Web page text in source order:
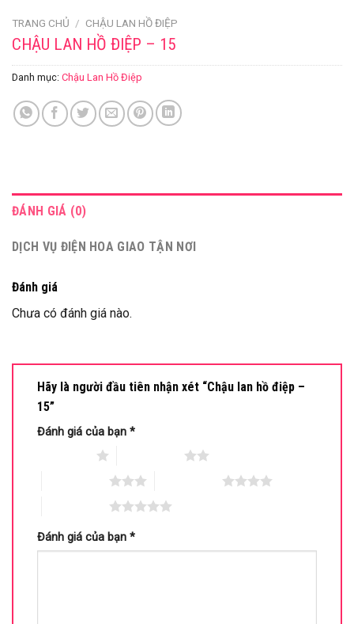
TRANG CHỦ / CHẬU LAN HỒ ĐIỆP
CHẬU LAN HỒ ĐIỆP – 15
Danh mục: Chậu Lan Hồ Điệp
ĐÁNH GIÁ (0)
DỊCH VỤ ĐIỆN HOA GIAO TẬN NƠI
Đánh giá
Chưa có đánh giá nào.
Hãy là người đầu tiên nhận xét “Chậu lan hồ điệp –
15”
Đánh giá của bạn *
Đánh giá của bạn *